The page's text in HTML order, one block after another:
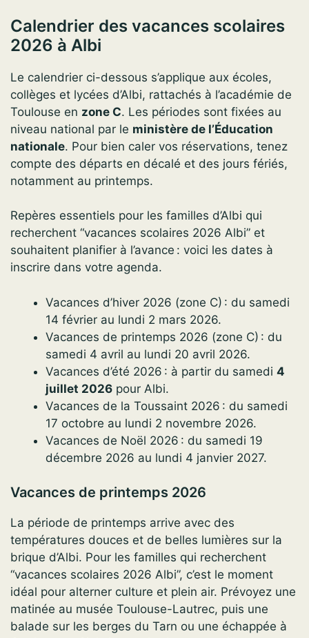
Calendrier des vacances scolaires
2026 à Albi
Le calendrier ci-dessous s’applique aux écoles,
collèges et lycées d’Albi, rattachés à l’académie de
Toulouse en zone C. Les périodes sont fixées au
niveau national par le ministère de l’Éducation
nationale. Pour bien caler vos réservations, tenez
compte des départs en décalé et des jours fériés,
notamment au printemps.
Repères essentiels pour les familles d’Albi qui
recherchent “vacances scolaires 2026 Albi” et
souhaitent planifier à l’avance : voici les dates à
inscrire dans votre agenda.
Vacances d’hiver 2026 (zone C) : du samedi
14 février au lundi 2 mars 2026.
Vacances de printemps 2026 (zone C) : du
samedi 4 avril au lundi 20 avril 2026.
Vacances d’été 2026 : à partir du samedi 4
juillet 2026 pour Albi.
Vacances de la Toussaint 2026 : du samedi
17 octobre au lundi 2 novembre 2026.
Vacances de Noël 2026 : du samedi 19
décembre 2026 au lundi 4 janvier 2027.
Vacances de printemps 2026
La période de printemps arrive avec des
températures douces et de belles lumières sur la
brique d’Albi. Pour les familles qui recherchent
“vacances scolaires 2026 Albi”, c’est le moment
idéal pour alterner culture et plein air. Prévoyez une
matinée au musée Toulouse-Lautrec, puis une
balade sur les berges du Tarn ou une échappée à